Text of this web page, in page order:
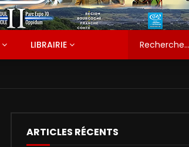
LIBRAIRIE
ARTICLES RÉCENTS